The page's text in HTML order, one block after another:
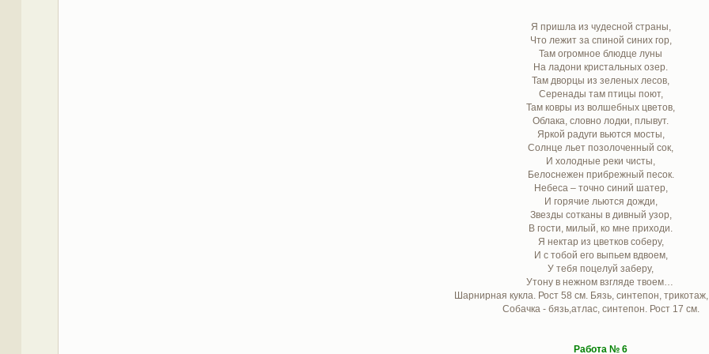
Я пришла из чудесной страны,
Что лежит за спиной синих гор,
Там огромное блюдце луны
На ладони кристальных озер.
Там дворцы из зеленых лесов,
Серенады там птицы поют,
Там ковры из волшебных цветов,
Облака, словно лодки, плывут.
Яркой радуги вьются мосты,
Солнце льет позолоченный сок,
И холодные реки чисты,
Белоснежен прибрежный песок.
Небеса – точно синий шатер,
И горячие льются дожди,
Звезды сотканы в дивный узор,
В гости, милый, ко мне приходи.
Я нектар из цветков соберу,
И с тобой его выпьем вдвоем,
У тебя поцелуй заберу,
Утону в нежном взгляде твоем…
Шарнирная кукла. Рост 58 см. Бязь, синтепон,
Собачка - бязь,атлас, синтепон. Рост 17 см.
Работа № 6